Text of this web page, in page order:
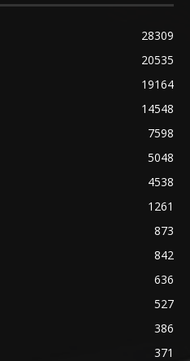
28309
20535
19164
14548
7598
5048
4538
1261
873
842
636
527
386
371